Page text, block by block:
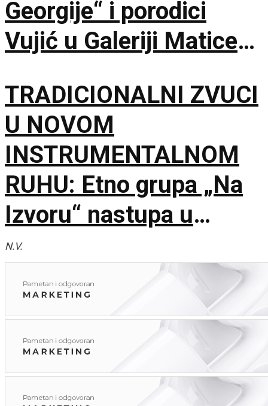
Georgije“ i porodici
Vujić u Galeriji Matice
TRADICIONALNI ZVUCI
U NOVOM
INSTRUMENTALNOM
RUHU: Etno grupa „Na
Izvoru“ nastupa u
Smederevu
N.V.